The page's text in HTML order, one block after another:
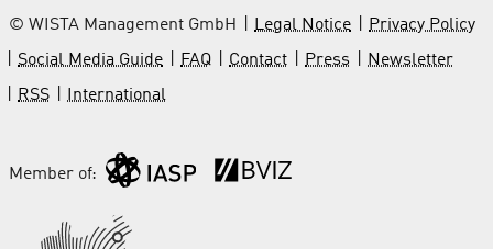
© WISTA Management GmbH Legal Notice
Privacy Policy
Social Media Guide
FAQ Contact Press
Newsletter
RSS
International
Member of: